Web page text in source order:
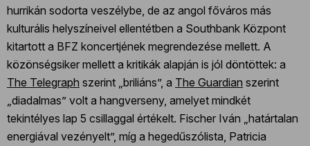
hurrikán sodorta veszélybe, de az angol főváros más
kulturális helyszíneivel ellentétben a Southbank Központ
kitartott a BFZ koncertjének megrendezése mellett. A
közönségsiker mellett a kritikák alapján is jól döntöttek: a
The Telegraph szerint „briliáns”, a The Guardian szerint
„diadalmas” volt a hangverseny, amelyet mindkét
tekintélyes lap 5 csillaggal értékelt. Fischer Iván „határtalan
energiával vezényelt”, míg a hegedűszólista, Patricia